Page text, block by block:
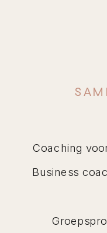
Business
Coaching